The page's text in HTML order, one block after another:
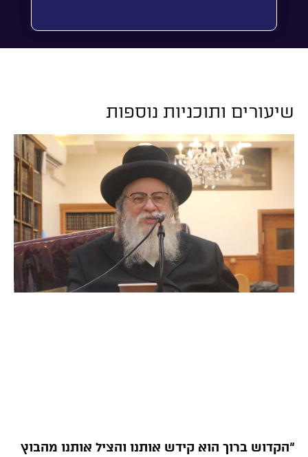
שיעורים ותוכניות נוספות
“הקדוש ברוך הוא קידש אותנו והציל אותנו מהבוץ